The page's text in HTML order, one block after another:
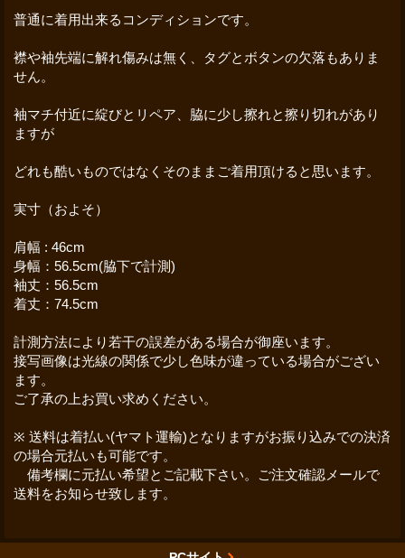
普通に着用出来るコンディションです。
襟や袖先端に解れ傷みは無く、タグとボタンの欠落もありま
せん。
袖マチ付近に綻びとリペア、脇に少し擦れと擦り切れがあり
ますが
どれも酷いものではなくそのままご着用頂けると思います。
実寸（およそ）
肩幅 : 46cm
身幅：56.5cm(脇下で計測)
袖丈：56.5cm
着丈：74.5cm
計測方法により若干の誤差がある場合が御座います。
接写画像は光線の関係で少し色味が違っている場合がござい
ます。
ご了承の上お買い求めください。
※ 送料は着払い(ヤマト運輸)となりますがお振り込みでの決済
の場合元払いも可能です。
備考欄に元払い希望とご記載下さい。ご注文確認メールで
送料をお知らせ致します。